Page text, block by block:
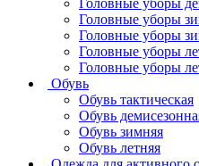
Головные уборы
Головные уборы
Головные уборы
Головные уборы
Головные уборы
Обувь
Обувь тактическая
Обувь
Обувь зимняя
Обувь летняя